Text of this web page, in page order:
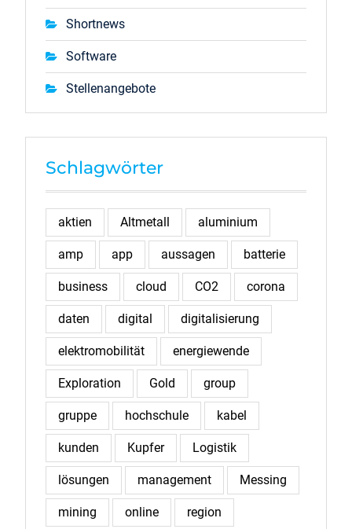
Shortnews
Software
Stellenangebote
Schlagwörter
aktien Altmetall aluminium
amp app aussagen batterie
business cloud CO2 corona
daten digital digitalisierung
elektromobilität energiewende
Exploration Gold group
gruppe hochschule kabel
kunden Kupfer Logistik
lösungen management Messing
mining online region